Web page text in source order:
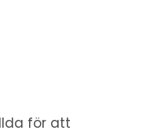
för att